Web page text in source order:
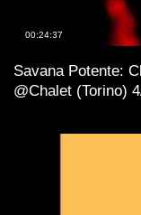
00:24:37
Savana Potente:
@Chalet (Torino)